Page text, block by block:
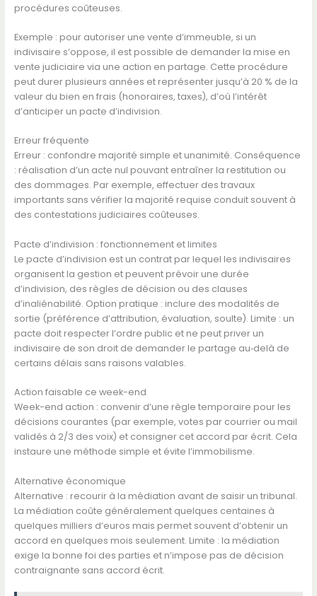
procédures coûteuses.
Exemple : pour autoriser une vente d’immeuble, si un
indivisaire s’oppose, il est possible de demander la mise en
vente judiciaire via une action en partage. Cette procédure
peut durer plusieurs années et représenter jusqu’à 20 % de la
valeur du bien en frais (honoraires, taxes), d’où l’intérêt
d’anticiper un pacte d’indivision.
Erreur fréquente
Erreur : confondre majorité simple et unanimité. Conséquence
: réalisation d’un acte nul pouvant entraîner la restitution ou
des dommages. Par exemple, effectuer des travaux
importants sans vérifier la majorité requise conduit souvent à
des contestations judiciaires coûteuses.
Pacte d’indivision : fonctionnement et limites
Le pacte d’indivision est un contrat par lequel les indivisaires
organisent la gestion et peuvent prévoir une durée
d’indivision, des règles de décision ou des clauses
d’inaliénabilité. Option pratique : inclure des modalités de
sortie (préférence d’attribution, évaluation, soulte). Limite : un
pacte doit respecter l’ordre public et ne peut priver un
indivisaire de son droit de demander le partage au‑delà de
certains délais sans raisons valables.
Action faisable ce week-end
Week-end action : convenir d’une règle temporaire pour les
décisions courantes (par exemple, votes par courrier ou mail
validés à 2/3 des voix) et consigner cet accord par écrit. Cela
instaure une méthode simple et évite l’immobilisme.
Alternative économique
Alternative : recourir à la médiation avant de saisir un tribunal.
La médiation coûte généralement quelques centaines à
quelques milliers d’euros mais permet souvent d’obtenir un
accord en quelques mois seulement. Limite : la médiation
exige la bonne foi des parties et n’impose pas de décision
contraignante sans accord écrit.